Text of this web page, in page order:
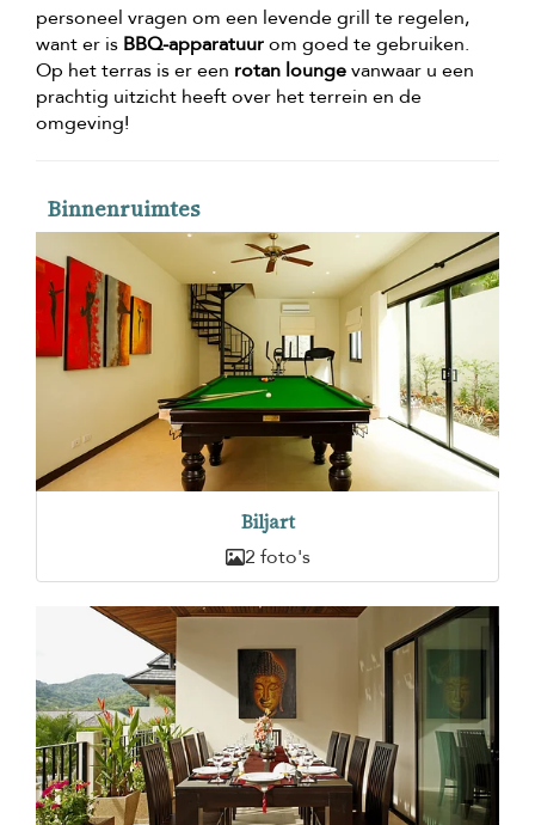
personeel vragen om een levende grill te regelen,
want er is BBQ-apparatuurom goed te gebruiken.
Op het terras is er een rotan loungevanwaar u een
prachtig uitzicht heeft over het terrein en de
omgeving!
Binnenruimtes
Biljart
2 foto's